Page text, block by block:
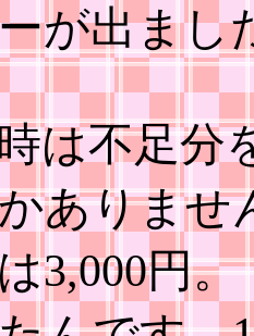
が出まし
は不足分
ありませ
3,000円。